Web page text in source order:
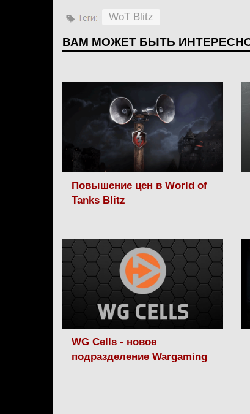
WoT Blitz
ВАМ МОЖЕТ БЫТЬ
Повышение цен в World of
Tanks Blitz
WG Cells - новое
подразделение Wargaming